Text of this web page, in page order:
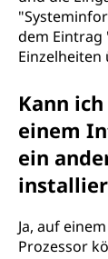
dem Eintrag
Kann
einem
ein
Ja, auf
Prozessor